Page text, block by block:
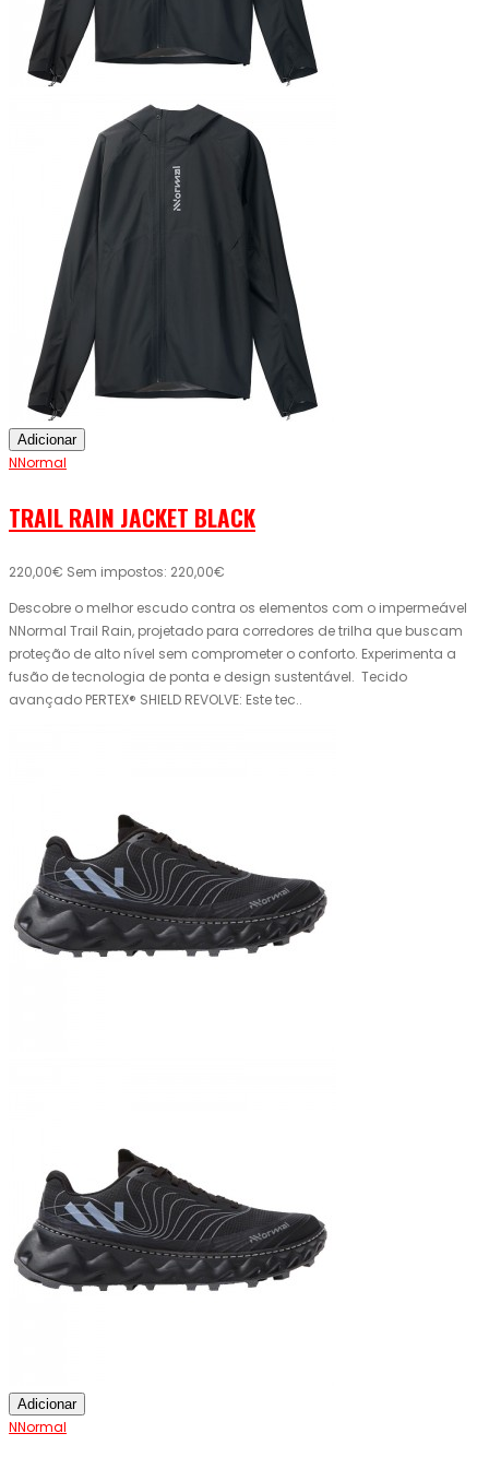
Adicionar
NNormal
TRAIL RAIN JACKET BLACK
220,00€ Sem impostos: 220,00€
Descobre o melhor escudo contra os elementos com o impermeável
NNormal Trail Rain, projetado para corredores de trilha que buscam
proteção de alto nível sem comprometer o conforto. Experimenta a
fusão de tecnologia de ponta e design sustentável. Tecido
avançado PERTEX® SHIELD REVOLVE: Este tec..
Adicionar
NNormal